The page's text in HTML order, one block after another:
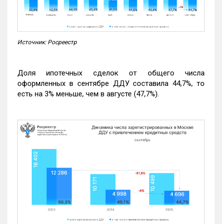
Источник: Росреестр
Доля ипотечных сделок от общего числа
оформленных в сентябре ДДУ составила 44,7%, то
есть на 3% меньше, чем в августе (47,7%).